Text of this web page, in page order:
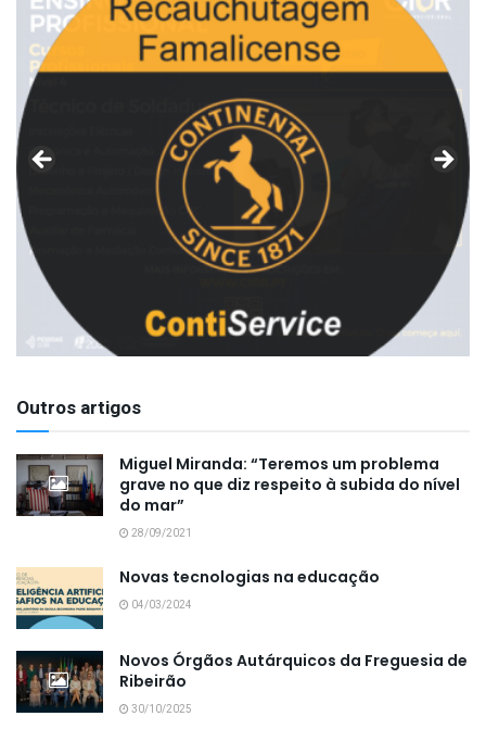
Outros artigos
Miguel Miranda: “Teremos um problema
grave no que diz respeito à subida do nível
do mar”
28/09/2021
Novas tecnologias na educação
04/03/2024
Novos Órgãos Autárquicos da Freguesia de
Ribeirão
30/10/2025